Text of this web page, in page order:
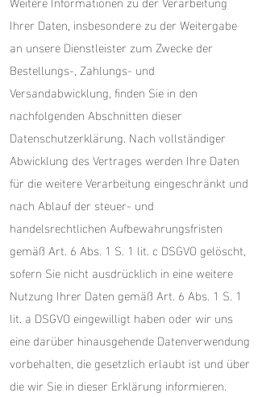
Ihrer Daten, insbesondere zu der Weitergabe
an unsere Dienstleister zum Zwecke der
Bestellungs-, Zahlungs- und
Versandabwicklung, finden Sie in den
nachfolgenden Abschnitten dieser
Datenschutzerklärung. Nach vollständiger
Abwicklung des Vertrages werden Ihre Daten
für die weitere Verarbeitung eingeschränkt und
nach Ablauf der steuer- und
handelsrechtlichen Aufbewahrungsfristen
gemäß Art. 6 Abs. 1 S. 1 lit. c DSGVO gelöscht,
sofern Sie nicht ausdrücklich in eine weitere
Nutzung Ihrer Daten gemäß Art. 6 Abs. 1 S. 1
lit. a DSGVO eingewilligt haben oder wir uns
eine darüber hinausgehende Datenverwendung
vorbehalten, die gesetzlich erlaubt ist und über
die wir Sie in dieser Erklärung informieren.